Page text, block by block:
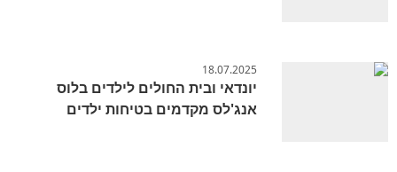
18.07.2025
יונדאי ובית החולים לילדים בלוס
אנג'לס מקדמים בטיחות ילדים